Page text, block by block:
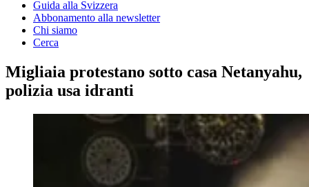
Guida alla Svizzera
Abbonamento alla newsletter
Chi siamo
Cerca
Migliaia protestano sotto casa Netanyahu,
polizia usa idranti